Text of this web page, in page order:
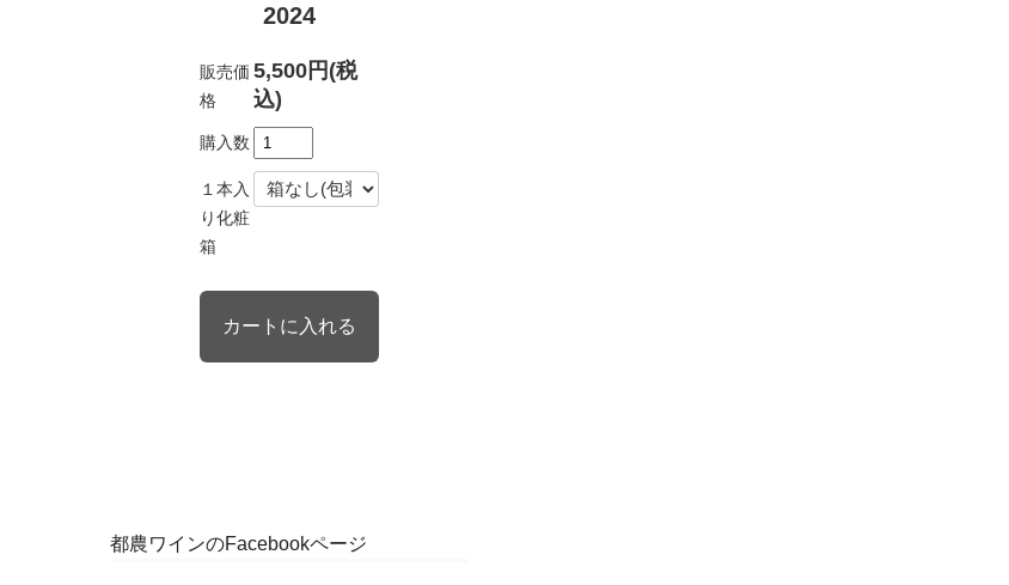
2024
販売価
格
5,500円(税
込)
購入数
１本入
り化粧
箱
都農ワインのFacebookページ